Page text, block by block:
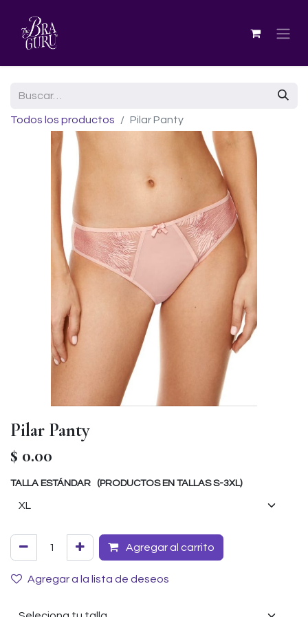
Todos los productos Pilar Panty
Pilar Panty
$ 0.00
TALLA ESTÁNDAR (PRODUCTOS EN TALLAS S-3XL)
Agregar al carrito
Agregar a la lista de deseos